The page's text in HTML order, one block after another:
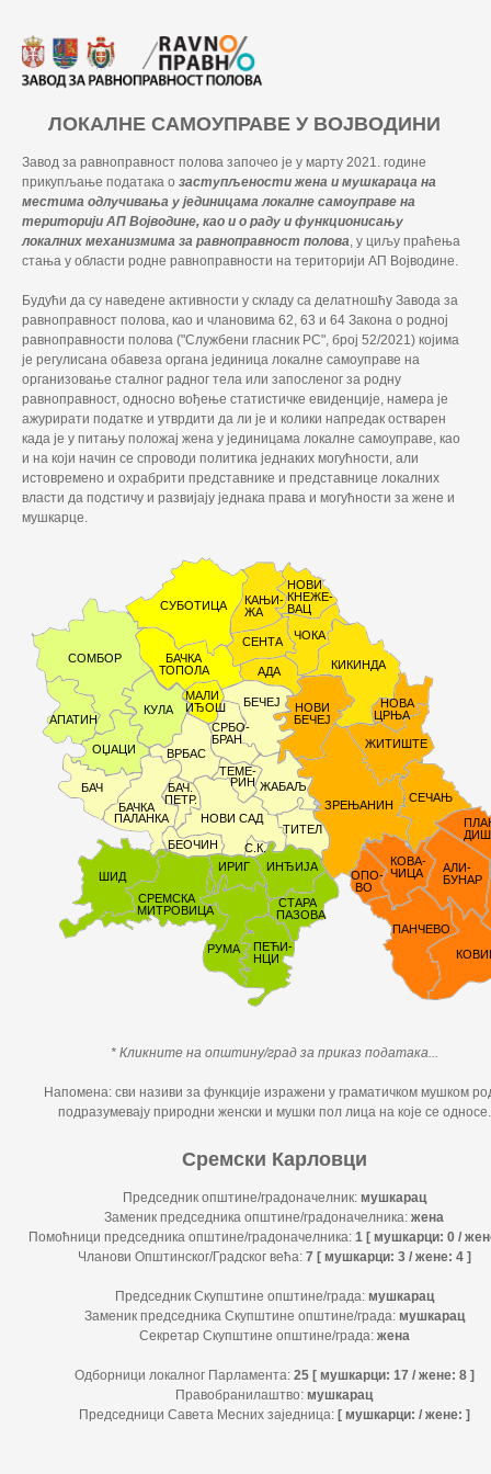
ЛОКАЛНЕ САМОУПРАВЕ У ВОЈВОДИНИ
Завод за равноправност полова започео је у марту 2021. године
прикупљање података о заступљености жена и мушкараца на
местима одлучивања у јединицама локалне самоуправе на
територији АП Војводине, као и о раду и функционисању
локалних механизмима за равноправност полова, у циљу праћења
стања у области родне равноправности на територији АП Војводине.
Будући да су наведене активности у складу са делатношћу Завода за
равноправност полова, као и члановима 62, 63 и 64 Закона о родној
равноправности полова ("Службени гласник РС", број 52/2021) којима
је регулисана обавеза органа јединица локалне самоуправе на
организовање сталног радног тела или запосленог за родну
равноправност, односно вођење статистичке евиденције, намера је
ажурирати податке и утврдити да ли је и колики напредак остварен
када је у питању положај жена у јединицама локалне самоуправе, као
и на који начин се спроводи политика једнаких могућности, али
истовремено и охрабрити представнике и представнице локалних
власти да подстичу и развијају једнака права и могућности за жене и
мушкарце.
* Кликните на општину/град за приказ података...
Напомена: сви називи за функције изражени у граматичком мушком
подразумевају природни женски и мушки пол лица на које се односе.
Сремски Карловци
Председник општине/градоначелник: мушкарац
Заменик председника општине/градоначелника: жена
Помоћници председника општине/градоначелника: 1 [ мушкарци: 0 /
Чланови Општинског/Градског већа: 7 [ мушкарци: 3 / жене: 4 ]
Председник Скупштине општине/града: мушкарац
Заменик председника Скупштине општине/града: мушкарац
Секретар Скупштине општине/града: жена
Одборници локалног Парламента: 25 [ мушкарци: 17 / жене: 8 ]
Правобранилаштво: мушкарац
Председници Савета Месних заједница: [ мушкарци: / жене: ]